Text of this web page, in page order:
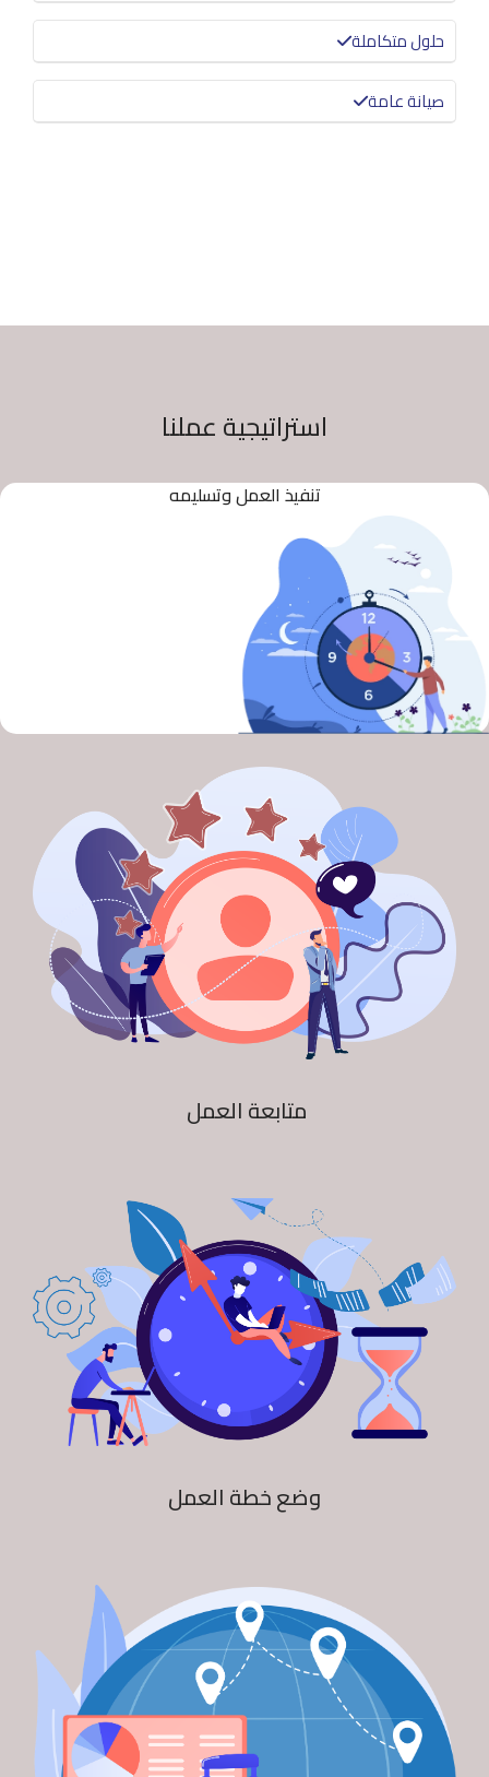
حلول متكاملة
صيانة عامة
استراتيجية عملنا
تنفيذ العمل وتسليمه
متابعة العمل
وضع خطة العمل